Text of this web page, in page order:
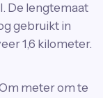
De lengtemaat
gebruikt in
1,6 kilometer.
meter om te